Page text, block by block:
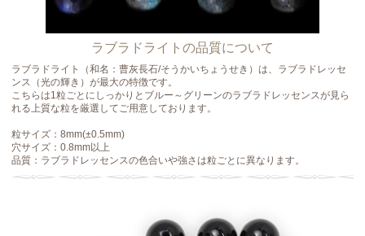
ラブラドライトの品質について
ラブラドライト（和名：曹灰長石/そうかいちょうせき）は、ラブラドレッセ
ンス（光の輝き）が最大の特徴です。
こちらは1粒ごとにしっかりとブルー～グリーンのラブラドレッセンスが見ら
れる上質な粒を厳選してご用意しております。
粒サイズ：8mm(±0.5mm)
穴サイズ：0.8mm以上
品質：ラブラドレッセンスの色合いや強さは粒ごとに異なります。